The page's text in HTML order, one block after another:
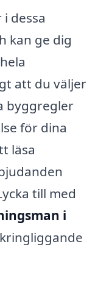
dessa
kan ge dig
att du väljer
byggregler
för dina
läsa
till med
i